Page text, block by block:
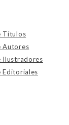
Títulos
Autores
Ilustradores
Editoriales